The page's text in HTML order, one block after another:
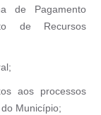
de Pagamento
de Recursos
aos processos
Município;